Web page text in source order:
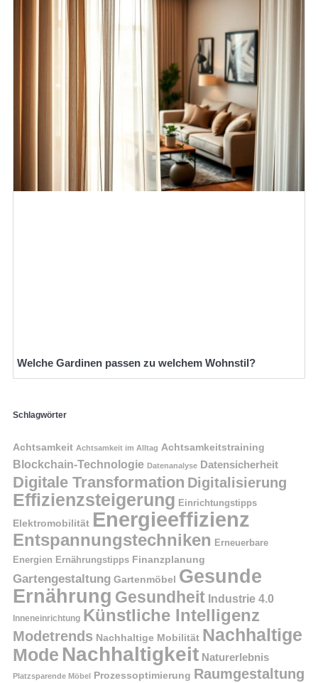
Welche Gardinen passen zu welchem Wohnstil?
Schlagwörter
Achtsamkeit Achtsamkeit im Alltag Achtsamkeitstraining
Blockchain-Technologie Datenanalyse Datensicherheit
Digitale Transformation Digitalisierung
Effizienzsteigerung Einrichtungstipps
Elektromobilität Energieeffizienz
Entspannungstechniken Erneuerbare
Energien Ernährungstipps Finanzplanung
Gartengestaltung Gartenmöbel Gesunde
Ernährung Gesundheit Industrie 4.0
Inneneinrichtung Künstliche Intelligenz
Modetrends Nachhaltige Mobilität Nachhaltige
Mode Nachhaltigkeit Naturerlebnis
Platzsparende Möbel Prozessoptimierung Raumgestaltung